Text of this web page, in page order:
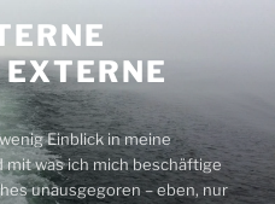
Einblick in meine
was ich mich beschäftige
unausgegoren – eben, nur